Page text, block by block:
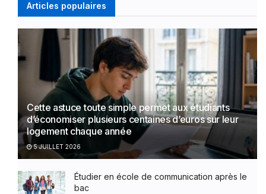
Articles populaires
Cette astuce toute simple permet aux étudiants
d’économiser plusieurs centaines d’euros sur leur
logement chaque année
5 JUILLET 2026
Étudier en école de communication après le
bac